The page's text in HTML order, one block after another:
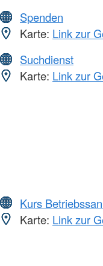
Spenden
Karte: Link zur
Suchdienst
Karte: Link zur
Kurs
Karte: Link zur